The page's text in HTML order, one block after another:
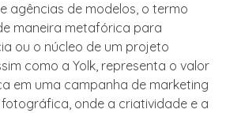
agências de modelos, o termo
maneira metafórica para
ou o núcleo de um projeto
como a Yolk, representa o valor
em uma campanha de marketing
onde a criatividade e a